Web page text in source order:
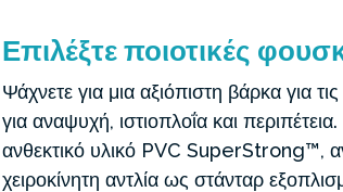
Επιλέξτε ποιοτικές
Ψάχνετε για μια αξιόπιστη βάρκα για
για αναψυχή, ιστιοπλοΐα και
ανθεκτικό υλικό PVC SuperStrong™,
χειροκίνητη αντλία ως στάνταρ